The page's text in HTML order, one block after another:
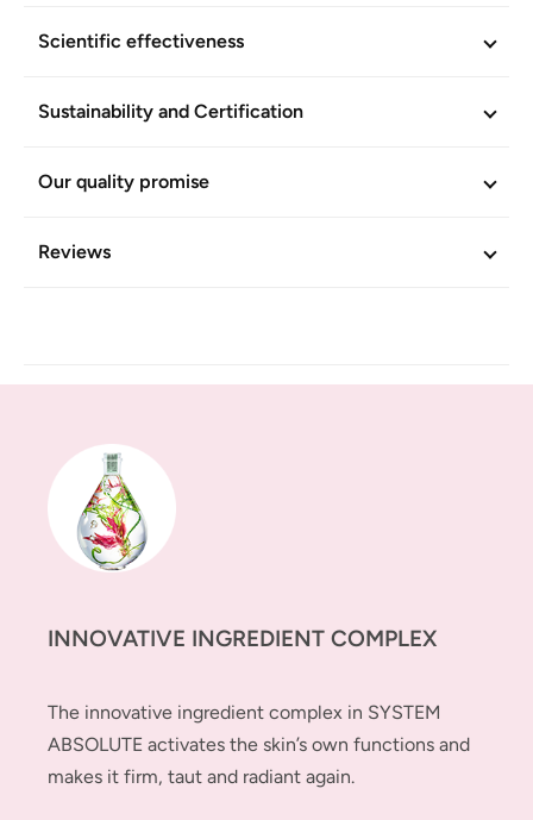
Scientific effectiveness
Sustainability and Certification
Our quality promise
Reviews
INNOVATIVE INGREDIENT COMPLEX
The innovative ingredient complex in SYSTEM
ABSOLUTE activates the skin’s own functions and
makes it firm, taut and radiant again.